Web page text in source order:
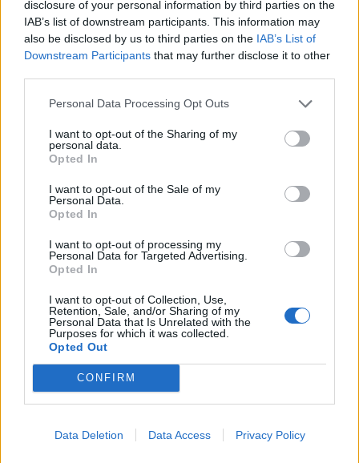
disclosure of your personal information by third parties on the
IAB’s list of downstream participants. This information may
also be disclosed by us to third parties on the IAB’s List of
Downstream Participants that may further disclose it to other
Personal Data Processing Opt Outs
I want to opt-out of the Sharing of my
personal data.
Opted In
I want to opt-out of the Sale of my
Personal Data.
Opted In
I want to opt-out of processing my
Personal Data for Targeted Advertising.
Opted In
I want to opt-out of Collection, Use,
Retention, Sale, and/or Sharing of my
Personal Data that Is Unrelated with the
Purposes for which it was collected.
Opted Out
CONFIRM
Data Deletion Data Access Privacy Policy
ΣΧΕΤΙΚΑ ΑΡΘΡΑ